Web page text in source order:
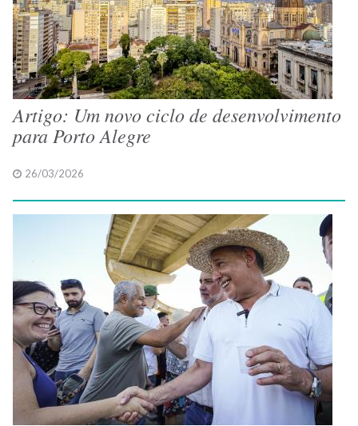
Artigo: Um novo ciclo de desenvolvimento
para Porto Alegre
26/03/2026